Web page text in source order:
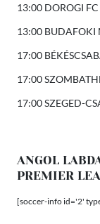
13:00 DOROGI
13:00 BUDAFOKI
17:00
17:00
17:00 SZEGED-
ANGOL
PREMIER
[soccer-info id='2'